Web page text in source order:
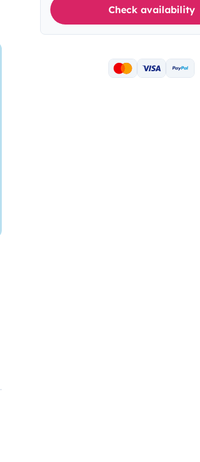
Check availability